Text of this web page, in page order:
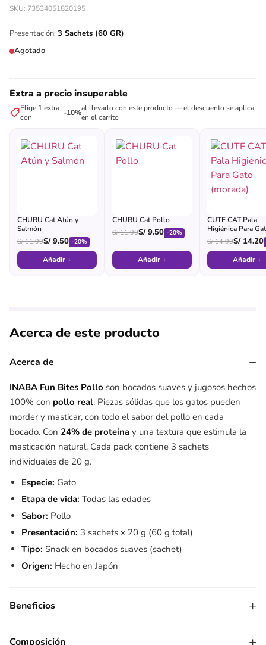
SKU: 73534051820195
Presentación: 3 Sachets (60 GR)
Agotado
Extra a precio insuperable
Elige 1 extra
con
-10%al llevarlo con este producto — el descuento se aplica
en el carrito
CHURU Cat Atún y
Salmón
S/11.90S/9.50 -20%
Añadir +
CHURU Cat Pollo
S/11.90S/9.50 -20%
Añadir +
CUTE CAT Pala
Higiénica Para
(morada)
S/14.90S/14.20
Añadir +
Acerca de este producto
Acerca de −
INABA Fun Bites Pollo son bocados suaves y jugosos hechos
100% con pollo real. Piezas sólidas que los gatos pueden
morder y masticar, con todo el sabor del pollo en cada
bocado. Con 24% de proteína y una textura que estimula la
masticación natural. Cada pack contiene 3 sachets
individuales de 20 g.
Especie: Gato
Etapa de vida: Todas las edades
Sabor: Pollo
Presentación: 3 sachets x 20 g (60 g total)
Tipo: Snack en bocados suaves (sachet)
Origen: Hecho en Japón
Beneficios +
Composición